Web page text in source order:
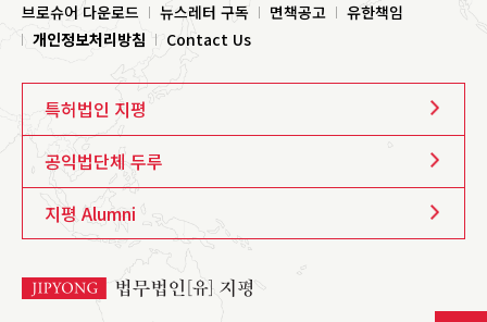
브로슈어 다운로드 뉴스레터 구독 면책공고
유한책임
개인정보처리방침
Contact Us
특허법인 지평
공익법단체 두루
지평 Alumni